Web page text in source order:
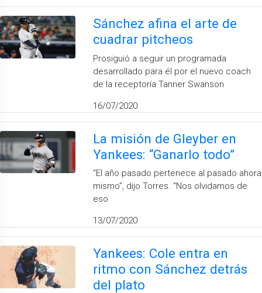
Sánchez afina el arte de
cuadrar pitcheos
Prosiguió a seguir un programada
desarrollado para él por el nuevo coach
de la receptoría Tanner Swanson
16/07/2020
La misión de Gleyber en
Yankees: “Ganarlo todo”
“El año pasado pertenece al pasado ahora
mismo”, dijo Torres. “Nos olvidamos de
eso
13/07/2020
Yankees: Cole entra en
ritmo con Sánchez detrás
del plato